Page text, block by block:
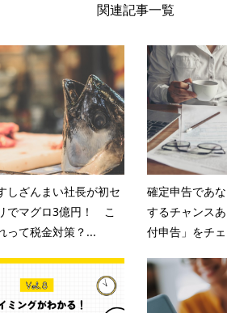
関連記事一覧
しざんまい社長が初セ
でマグロ3億円！ こ
って税金対策？...
確定申告であ
するチャンス
付申告」をチ